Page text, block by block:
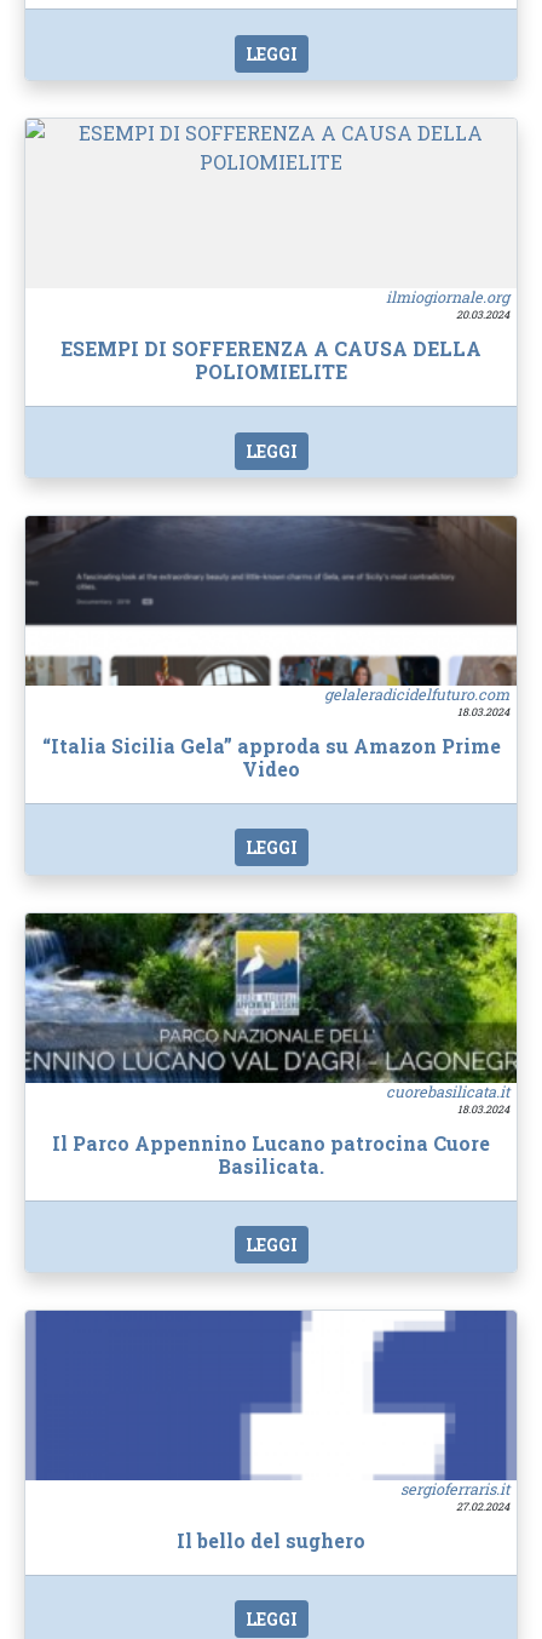
LEGGI
ilmiogiornale.org
20.03.2024
ESEMPI DI SOFFERENZA A CAUSA DELLA
POLIOMIELITE
LEGGI
gelaleradicidelfuturo.com
18.03.2024
“Italia Sicilia Gela” approda su Amazon Prime
Video
LEGGI
cuorebasilicata.it
18.03.2024
Il Parco Appennino Lucano patrocina Cuore
Basilicata.
LEGGI
sergioferraris.it
27.02.2024
Il bello del sughero
LEGGI